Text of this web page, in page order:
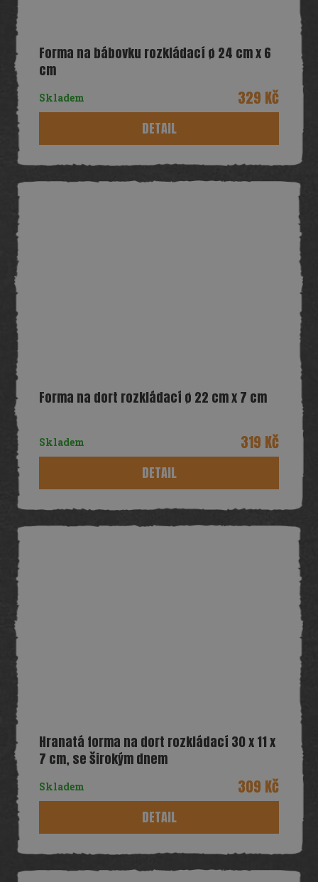
Forma na bábovku rozkládací ø 24 cm x 6
cm
Skladem 329 Kč
DETAIL
Forma na dort rozkládací ø 22 cm x 7 cm
Skladem 319 Kč
DETAIL
Hranatá forma na dort rozkládací 30 x 11 x
7 cm, se širokým dnem
Skladem 309 Kč
DETAIL